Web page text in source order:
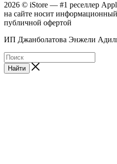
2026 © iStore — #1 реселлер
на сайте носит информационный
публичной офертой
ИП Джанболатова Энжели
Найти